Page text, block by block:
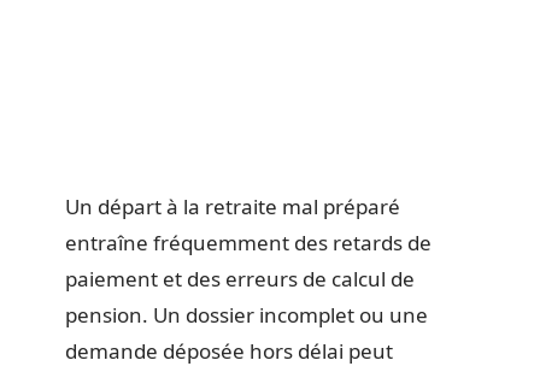
Un départ à la retraite mal préparé
entraîne fréquemment des retards de
paiement et des erreurs de calcul de
pension. Un dossier incomplet ou une
demande déposée hors délai peut